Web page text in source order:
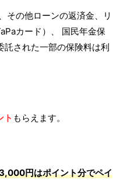
その他ローンの返済金、リ
カード）、 国民年金保
された一部の保険料は利
ト もらえます。
円はポイント分でペイ